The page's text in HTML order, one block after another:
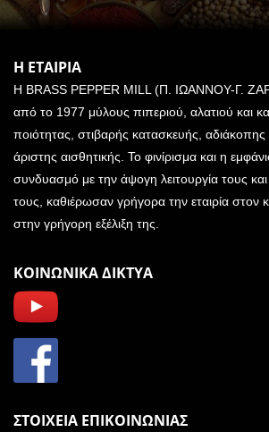
Η ΕΤΑΙΡΙΑ
Η BRASS PEPPER MILL (Π. ΙΩΑΝΝΟΥ-Γ.
από το 1977 μύλους πιπεριού, αλατιού και
ποιότητας, στιβαρής κατασκευής, αδιάκοπης
άριστης αισθητικής. Το φινίρισμα και η
συνδυασμό με την άψογη λειτουργία τους και
τους, καθιέρωσαν γρήγορα την εταιρία στον
στην γρήγορη εξέλιξη της.
ΚΟΙΝΩΝΙΚΑ ΔΙΚΤΥΑ
ΣΤΟΙΧΕΙΑ ΕΠΙΚΟΙΝΩΝΙΑΣ